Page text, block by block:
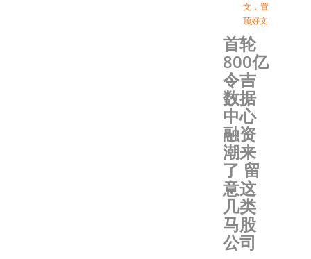
文 ， 置
顶好文
首轮
800亿
令吉
数据
中心
融资
潮来
了 留
意这
几类
马股
公司